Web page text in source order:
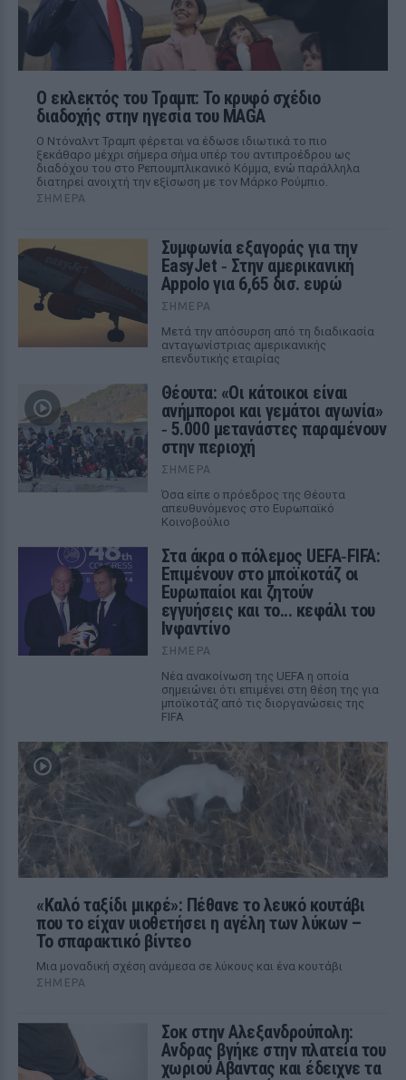
Ο εκλεκτός του Τραμπ: Το κρυφό σχέδιο
διαδοχής στην ηγεσία του MAGA
Ο Ντόναλντ Τραμπ φέρεται να έδωσε ιδιωτικά το πιο
ξεκάθαρο μέχρι σήμερα σήμα υπέρ του αντιπροέδρου ως
διαδόχου του στο Ρεπουμπλικανικό Κόμμα, ενώ παράλληλα
διατηρεί ανοιχτή την εξίσωση με τον Μάρκο Ρούμπιο.
ΣΉΜΕΡΑ
Συμφωνία εξαγοράς για την
EasyJet ‑ Στην αμερικανική
Appolo για 6,65 δισ. ευρώ
ΣΉΜΕΡΑ
Μετά την απόσυρση από τη διαδικασία
ανταγωνίστριας αμερικανικής
επενδυτικής εταιρίας
Θέουτα: «Οι κάτοικοι είναι
ανήμποροι και γεμάτοι αγωνία»
‑ 5.000 μετανάστες παραμένουν
στην περιοχή
ΣΉΜΕΡΑ
Όσα είπε ο πρόεδρος της Θέουτα
απευθυνόμενος στο Ευρωπαϊκό
Κοινοβούλιο
Στα άκρα ο πόλεμος UEFA‑FIFA:
Επιμένουν στο μποϊκοτάζ οι
Ευρωπαίοι και ζητούν
εγγυήσεις και το... κεφάλι του
Ινφαντίνο
ΣΉΜΕΡΑ
Νέα ανακοίνωση της UEFA η οποία
σημειώνει ότι επιμένει στη θέση της για
μποϊκοτάζ από τις διοργανώσεις της
FIFA
«Καλό ταξίδι μικρέ»: Πέθανε το λευκό κουτάβι
που το είχαν υιοθετήσει η αγέλη των λύκων –
Το σπαρακτικό βίντεο
Μια μοναδική σχέση ανάμεσα σε λύκους και ένα κουτάβι
ΣΉΜΕΡΑ
Σοκ στην Αλεξανδρούπολη:
Ανδρας βγήκε στην πλατεία του
χωριού Αβαντας και έδειχνε τα